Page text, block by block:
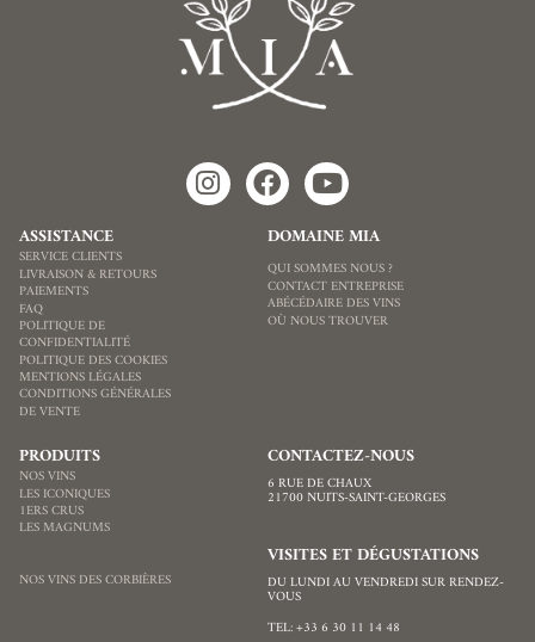
ASSISTANCE
SERVICE CLIENTS
LIVRAISON & RETOURS
PAIEMENTS
FAQ
POLITIQUE DE
CONFIDENTIALITÉ
POLITIQUE DES COOKIES
MENTIONS LÉGALES
CONDITIONS GÉNÉRALES
DE VENTE
DOMAINE MIA
QUI SOMMES NOUS ?
CONTACT ENTREPRISE
ABÉCÉDAIRE DES VINS
OÙ NOUS TROUVER
PRODUITS
NOS VINS
LES ICONIQUES
1ERS CRUS
LES MAGNUMS
NOS VINS DES CORBIÈRES
CONTACTEZ-NOUS
6 RUE DE CHAUX
21700 NUITS-SAINT-GEORGES
VISITES ET DÉGUSTATIONS
DU LUNDI AU VENDREDI SUR RENDEZ-
VOUS
TEL: +33 6 30 11 14 48